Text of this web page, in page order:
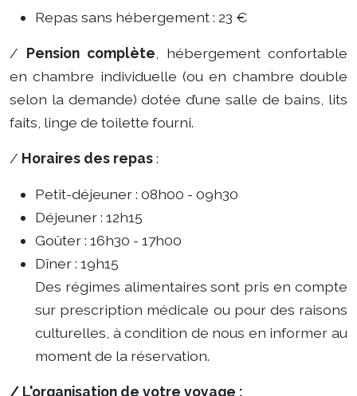
Repas sans hébergement : 23 €
/ Pension complète , hébergement confortable
en chambre individuelle (ou en chambre double
selon la demande) dotée d’une salle de bains, lits
faits, linge de toilette fourni.
/ Horaires des repas:
Petit-déjeuner : 08h00 - 09h30
Déjeuner : 12h15
Goûter : 16h30 - 17h00
Dîner : 19h15
Des régimes alimentaires sont pris en compte
sur prescription médicale ou pour des raisons
culturelles, à condition de nous en informer au
moment de la réservation.
/ L'organisation de votre voyage :